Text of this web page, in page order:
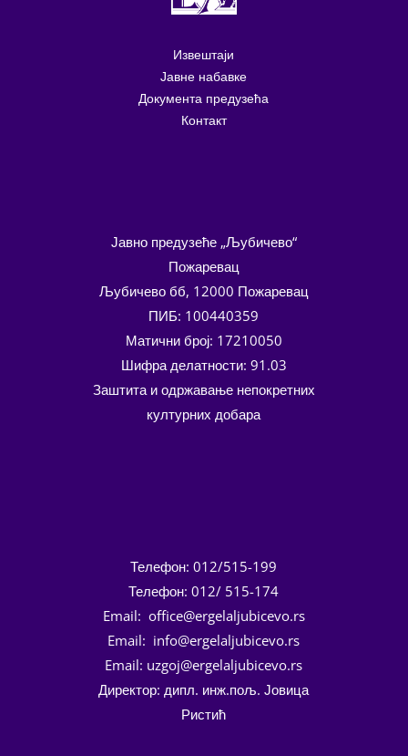
Извештаји
Јавне набавке
Документа предузећа
Контакт
Јавно предузеће „Љубичево“
Пожаревац
Љубичево бб, 12000 Пожаревац
ПИБ: 100440359
Матични број: 17210050
Шифра делатности: 91.03
Заштита и одржавање непокретних
културних добара
Телефон: 012/515-199
Телефон: 012/ 515-174
Email: office@ergelaljubicevo.rs
Email: info@ergelaljubicevo.rs
Email: uzgoj@ergelaljubicevo.rs
Директор: дипл. инж.пољ. Јовица
Ристић